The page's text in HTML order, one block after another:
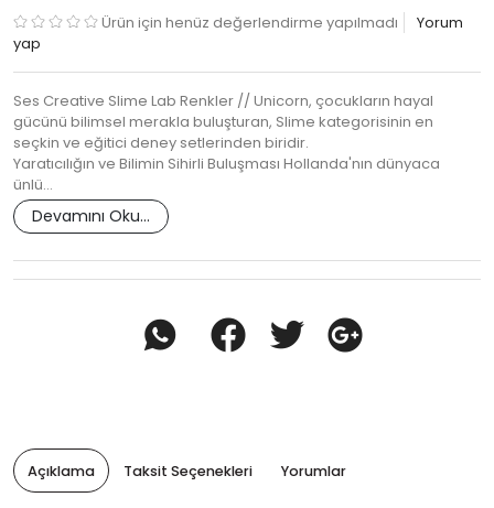
Ürün için henüz değerlendirme yapılmadı
Yorum
yap
Ses Creative Slime Lab Renkler // Unicorn, çocukların hayal
gücünü bilimsel merakla buluşturan, Slime kategorisinin en
seçkin ve eğitici deney setlerinden biridir.
Yaratıcılığın ve Bilimin Sihirli Buluşması Hollanda'nın dünyaca
ünlü…
Devamını Oku...
Açıklama Taksit Seçenekleri Yorumlar